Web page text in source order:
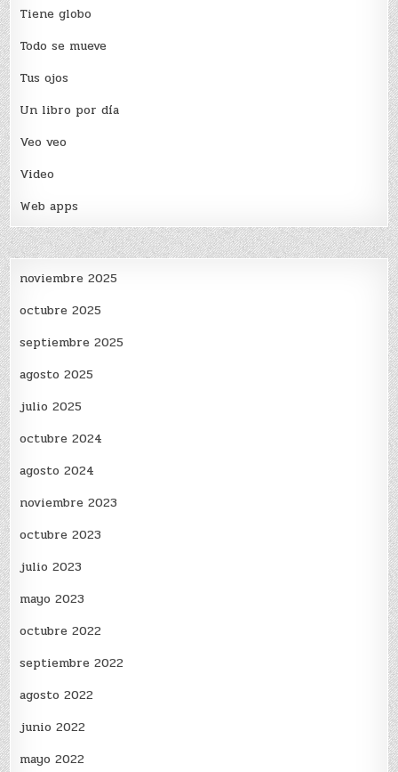
Tiene globo
Todo se mueve
Tus ojos
Un libro por día
Veo veo
Video
Web apps
noviembre 2025
octubre 2025
septiembre 2025
agosto 2025
julio 2025
octubre 2024
agosto 2024
noviembre 2023
octubre 2023
julio 2023
mayo 2023
octubre 2022
septiembre 2022
agosto 2022
junio 2022
mayo 2022